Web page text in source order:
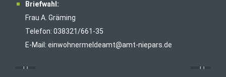
Briefwahl:
Frau A. Gräming
Telefon: 038321/661-35
E-Mail: einwohnermeldeamt@amt-niepars.de